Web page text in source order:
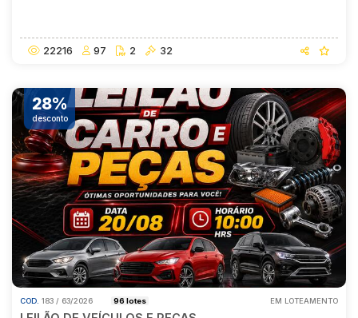
22216 97 2 32
28%
desconto
COD. 183 / 63/2026 96 lotes EM LOTEAMENTO